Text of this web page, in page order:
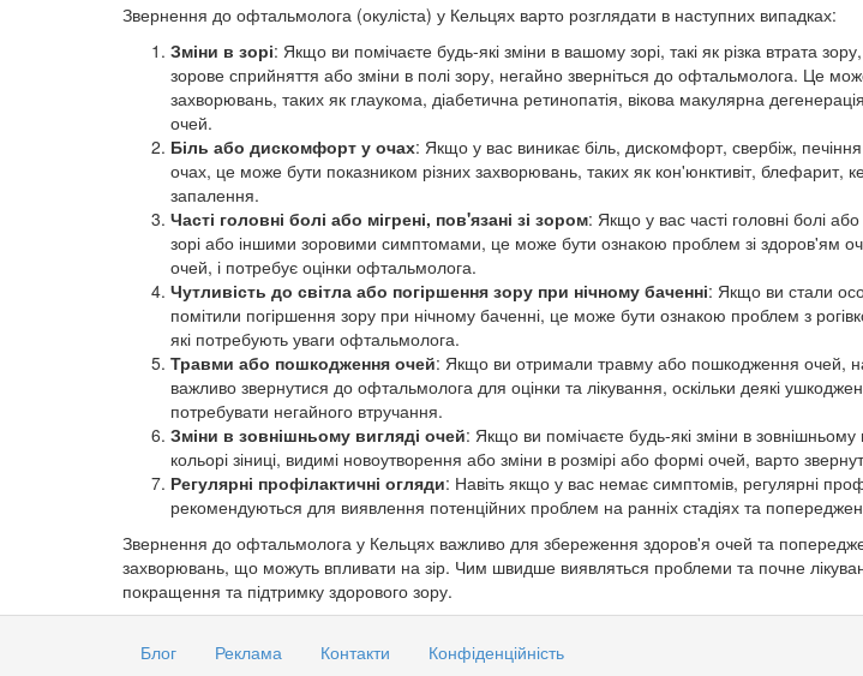
Звернення до офтальмолога (окуліста) у Кельцях варто розглядати в наступних випадках:
Зміни в зорі: Якщо ви помічаєте будь-які зміни в вашому зорі, такі як різка втрата
зорове сприйняття або зміни в полі зору, негайно зверніться до офтальмолога. Це
захворювань, таких як глаукома, діабетична ретинопатія, вікова макулярна
очей.
Біль або дискомфорт у очах: Якщо у вас виникає біль, дискомфорт, свербіж, печіння
очах, це може бути показником різних захворювань, таких як кон'юнктивіт, блефарит,
запалення.
Часті головні болі або мігрені, пов'язані зі зором: Якщо у вас часті головні болі або
зорі або іншими зоровими симптомами, це може бути ознакою проблем зі здоров'ям
очей, і потребує оцінки офтальмолога.
Чутливість до світла або погіршення зору при нічному баченні: Якщо ви стали
помітили погіршення зору при нічному баченні, це може бути ознакою проблем з
які потребують уваги офтальмолога.
Травми або пошкодження очей: Якщо ви отримали травму або пошкодження очей,
важливо звернутися до офтальмолога для оцінки та лікування, оскільки деякі
потребувати негайного втручання.
Зміни в зовнішньому вигляді очей: Якщо ви помічаєте будь-які зміни в зовнішньому
кольорі зіниці, видимі новоутворення або зміни в розмірі або формі очей, варто
Регулярні профілактичні огляди: Навіть якщо у вас немає симптомів, регулярні
рекомендуються для виявлення потенційних проблем на ранніх стадіях та
Звернення до офтальмолога у Кельцях важливо для збереження здоров'я очей та
захворювань, що можуть впливати на зір. Чим швидше виявляться проблеми та почне
покращення та підтримку здорового зору.
Блог Реклама Контакти Конфіденційність